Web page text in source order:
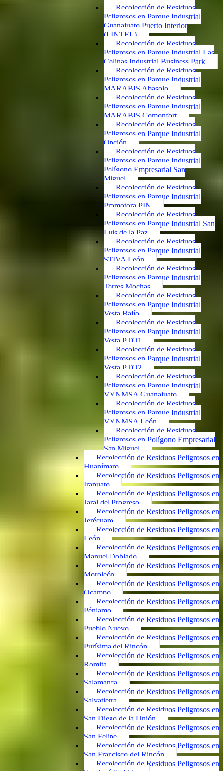
Recolección de Residuos
Peligrosos en Parque Industrial
Guanajuato Puerto Interior
(LINTEL)
Recolección de Residuos
Peligrosos en Parque Industrial Las
Colinas Industrial Business Park
Recolección de Residuos
Peligrosos en Parque Industrial
MARABIS Abasolo
Recolección de Residuos
Peligrosos en Parque Industrial
MARABIS Comonfort
Recolección de Residuos
Peligrosos en Parque Industrial
Opción
Recolección de Residuos
Peligrosos en Parque Industrial
Polígono Empresarial San
Miguel
Recolección de Residuos
Peligrosos en Parque Industrial
Promotora PIN
Recolección de Residuos
Peligrosos en Parque Industrial San
Luis de la Paz
Recolección de Residuos
Peligrosos en Parque Industrial
STIVA León
Recolección de Residuos
Peligrosos en Parque Industrial
Torres Mochas
Recolección de Residuos
Peligrosos en Parque Industrial
Vesta Bajío
Recolección de Residuos
Peligrosos en Parque Industrial
Vesta PTO1
Recolección de Residuos
Peligrosos en Parque Industrial
Vesta PTO2
Recolección de Residuos
Peligrosos en Parque Industrial
VYNMSA Guanajuato
Recolección de Residuos
Peligrosos en Parque Industrial
VYNMSA León
Recolección de Residuos
Peligrosos en Polígono Empresarial
San Miguel
Recolección de Residuos Peligrosos en
Huanímaro
Recolección de Residuos Peligrosos en
Irapuato
Recolección de Residuos Peligrosos en
Jaral del Progreso
Recolección de Residuos Peligrosos en
Jerécuaro
Recolección de Residuos Peligrosos en
León
Recolección de Residuos Peligrosos en
Manuel Doblado
Recolección de Residuos Peligrosos en
Moroleón
Recolección de Residuos Peligrosos en
Ocampo
Recolección de Residuos Peligrosos en
Pénjamo
Recolección de Residuos Peligrosos en
Pueblo Nuevo
Recolección de Residuos Peligrosos en
Purísima del Rincón
Recolección de Residuos Peligrosos en
Romita
Recolección de Residuos Peligrosos en
Salamanca
Recolección de Residuos Peligrosos en
Salvatierra
Recolección de Residuos Peligrosos en
San Diego de la Unión
Recolección de Residuos Peligrosos en
San Felipe
Recolección de Residuos Peligrosos en
San Francisco del Rincón
Recolección de Residuos Peligrosos en